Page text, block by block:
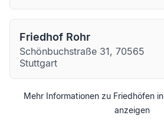
Friedhof Rohr
Schönbuchstraße 31, 70565
Stuttgart
Mehr Informationen zu Friedhöfen in
anzeigen